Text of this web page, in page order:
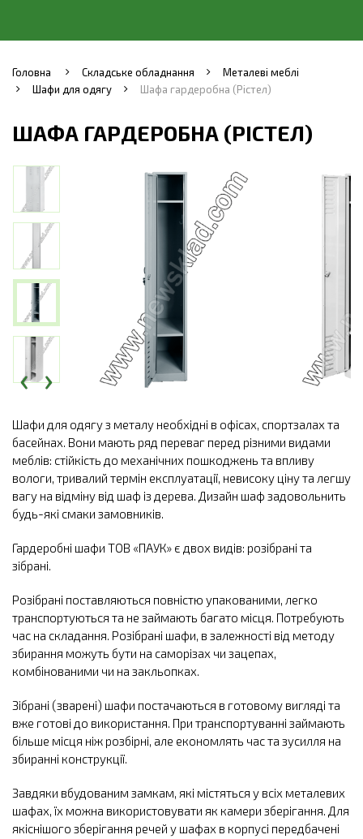
Головна Складське обладнання
Металеві меблі
Шафи для одягу
Шафа гардеробна (Рістел)
ШАФА ГАРДЕРОБНА (РІСТЕЛ)
‹ ›
Шафи для одягу з металу необхідні в офісах, спортзалах та
басейнах. Вони мають ряд переваг перед різними видами
меблів: стійкість до механічних пошкоджень та впливу
вологи, тривалий термін експлуатації, невисоку ціну та легшу
вагу на відміну від шаф із дерева. Дизайн шаф задовольнить
будь-які смаки замовників.
Гардеробні шафи ТОВ «ПАУК» є двох видів: розібрані та
зібрані.
Розібрані поставляються повністю упакованими, легко
транспортуються та не займають багато місця. Потребують
час на складання. Розібрані шафи, в залежності від методу
збирання можуть бути на саморізах чи зацепах,
комбінованими чи на закльопках.
Зібрані (зварені) шафи постачаються в готовому вигляді та
вже готові до використання. При транспортуванні займають
більше місця ніж розбірні, але економлять час та зусилля на
збиранні конструкції.
Завдяки вбудованим замкам, які містяться у всіх металевих
шафах, їх можна використовувати як камери зберігання. Для
якіснішого зберігання речей у шафах в корпусі передбачені